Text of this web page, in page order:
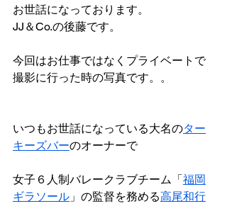
お世話になっております。
JJ＆Co.の後藤です。
今回はお仕事ではなくプライベートで
撮影に行った時の写真です。。
いつもお世話になっている大名のター
キーズバーのオーナーで
女子６人制バレークラブチーム「福岡
ギラソール 」の監督を務める高尾和行